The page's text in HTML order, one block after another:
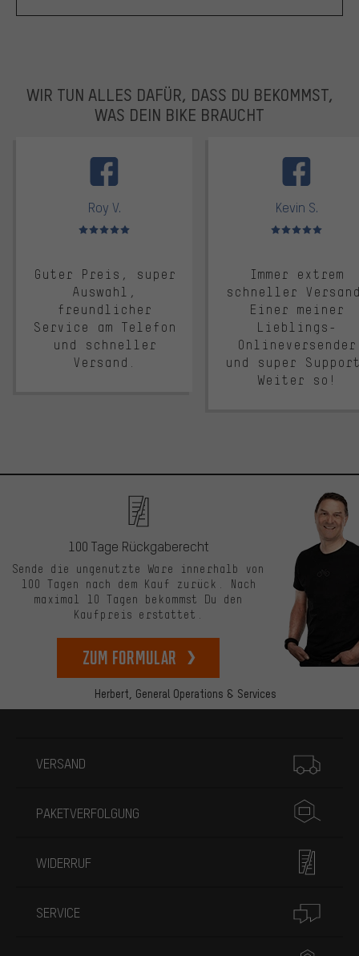
WIR TUN ALLES DAFÜR, DASS DU BEKOMMST,
WAS DEIN BIKE BRAUCHT
Roy V.
Bewertungen: 5 von 5
Guter Preis, super
Auswahl,
freundlicher
Service am Telefon
und schneller
Versand.
Kevin S.
Bewertungen: 5 von 5
Immer extrem
schneller
Einer meiner
Lieblings-
Onlineversender
und super
Weiter so!
Herbert, General Operations & Services
100 Tage Rückgaberecht
Sende die ungenutzte Ware innerhalb von
100 Tagen nach dem Kauf zurück. Nach
maximal 10 Tagen bekommst Du den
Kaufpreis erstattet.
zum Formular
VERSAND
PAKETVERFOLGUNG
WIDERRUF
SERVICE